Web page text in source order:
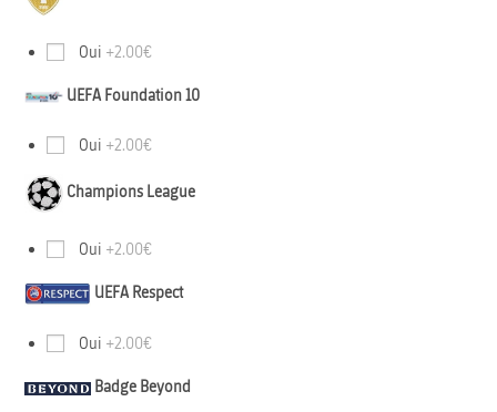
Oui +2.00€
UEFA Foundation 10
Oui +2.00€
Champions League
Oui +2.00€
UEFA Respect
Oui +2.00€
Badge Beyond